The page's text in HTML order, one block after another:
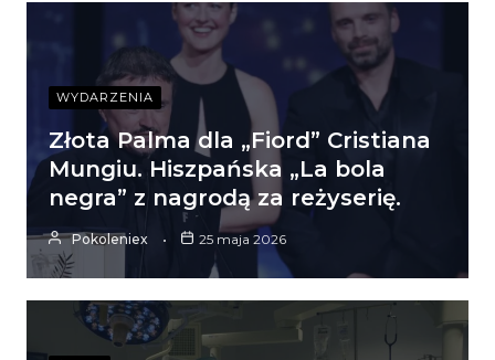
WYDARZENIA
Złota Palma dla „Fiord” Cristiana
Mungiu. Hiszpańska „La bola
negra” z nagrodą za reżyserię.
Pokoleniex 25 maja 2026